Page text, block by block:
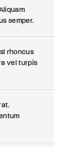
semper.
rhoncus
vel turpis